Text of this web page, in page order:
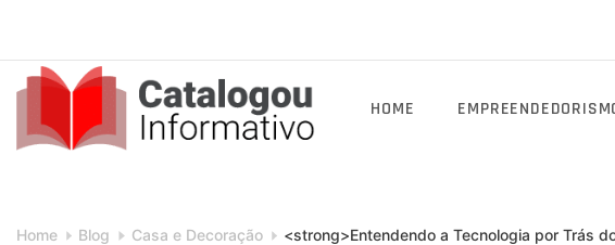
content
HOME
Home Blog Casa e Decoração <strong>Entendendo a Tecnologia por Trás